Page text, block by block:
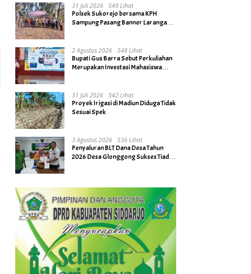
31 Juli 2026
549 Lihat
Polsek Sukorejo bersama KPH
Sampung Pasang Banner Larangan
2 Agustus 2026
548 Lihat
Bupati Gus Barra Sebut Perkuliahan
Merupakan Investasi Mahasiswa
31 Juli 2026
542 Lihat
Proyek Irigasi di Madiun Diduga Tidak
Sesuai Spek
3 Agustus 2026
536 Lihat
Penyaluran BLT Dana Desa Tahun
2026 Desa Glonggong Sukses Tiada